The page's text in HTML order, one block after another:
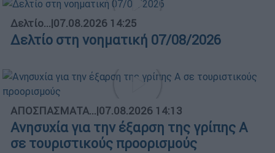
Δελτίο...|07.08.2026 14:25
Δελτίο στη νοηματική 07/08/2026
ΑΠΟΣΠΑΣΜΑΤΑ...|07.08.2026 14:13
Ανησυχία για την έξαρση της γρίπης Α
σε τουριστικούς προορισμούς